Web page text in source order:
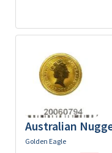
Australian
Golden Eagle